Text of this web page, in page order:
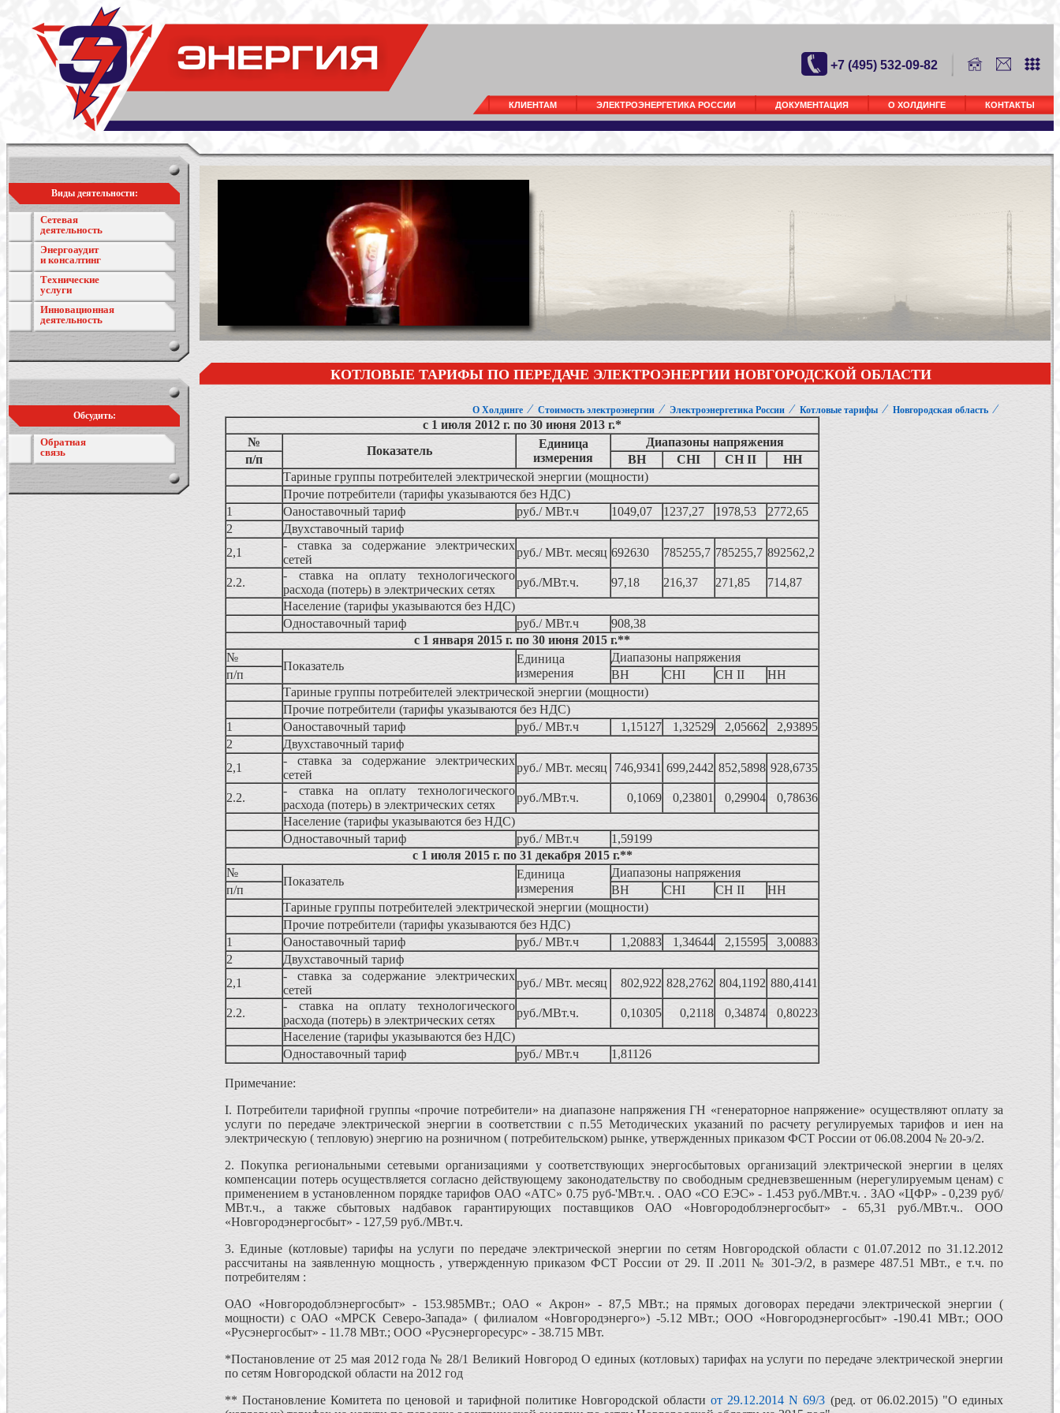
+7 (495) 532-09-82
КЛИЕНТАМ ЭЛЕКТРОЭНЕРГЕТИКА РОССИИ ДОКУМЕНТАЦИЯ О ХОЛДИНГЕ КОНТАКТЫ
Виды деятельности:
Сетевая
деятельность
Энергоаудит
и консалтинг
Технические
услуги
Инновационная
деятельность
Обсудить:
Обратная
связь
КОТЛОВЫЕ ТАРИФЫ ПО ПЕРЕДАЧЕ ЭЛЕКТРОЭНЕРГИИ НОВГОРОДСКОЙ ОБЛАСТИ
О Холдинге ⁄ Стоимость электроэнергии ⁄ Электроэнергетика России ⁄ Котловые тарифы ⁄ Новгородская область ⁄
с 1 июля 2012 г. по 30 июня 2013 г.*
№
Показатель
Единица
измерения
Диапазоны напряжения
п/п
ВН CHI СН II
НН
Тариные группы потребителей электрической энергии (мощности)
Прочие потребители (тарифы указываются без НДС)
1
Оаноставочный тариф руб./ МВт.ч 1049,07 1237,27 1978,53
2772,65
2
Двухставочный тариф
2,1
- ставка за содержание электрических
сетей
руб./ МВт. месяц 692630 785255,7 785255,7 892562,2
2.2.
- ставка на оплату технологического
расхода (потерь) в электрических сетях
руб./МВт.ч. 97,18 216,37 271,85
714,87
Население (тарифы указываются без НДС)
Одноставочный тариф
руб./ МВт.ч
908,38
с 1 января 2015 г. по 30 июня 2015 г.**
№
Показатель
Единица
измерения
Диапазоны напряжения
п/п
ВН CHI СН II
НН
Тариные группы потребителей электрической энергии (мощности)
Прочие потребители (тарифы указываются без НДС)
1
Оаноставочный тариф руб./ МВт.ч 1,15127 1,32529 2,05662
2,93895
2
Двухставочный тариф
2,1
- ставка за содержание электрических
сетей
руб./ МВт. месяц 746,9341 699,2442 852,5898 928,6735
2.2.
- ставка на оплату технологического
расхода (потерь) в электрических сетях
руб./МВт.ч. 0,1069 0,23801 0,29904
0,78636
Население (тарифы указываются без НДС)
Одноставочный тариф
руб./ МВт.ч
1,59199
с 1 июля 2015 г. по 31 декабря 2015 г.**
№
Показатель
Единица
измерения
Диапазоны напряжения
п/п
ВН CHI СН II
НН
Тариные группы потребителей электрической энергии (мощности)
Прочие потребители (тарифы указываются без НДС)
1
Оаноставочный тариф руб./ МВт.ч 1,20883 1,34644 2,15595
3,00883
2
Двухставочный тариф
2,1
- ставка за содержание электрических
сетей
руб./ МВт. месяц 802,922 828,2762 804,1192 880,4141
2.2.
- ставка на оплату технологического
расхода (потерь) в электрических сетях
руб./МВт.ч. 0,10305 0,2118 0,34874
0,80223
Население (тарифы указываются без НДС)
Одноставочный тариф
руб./ МВт.ч 1,81126
Примечание:
I. Потребители тарифной группы «прочие потребители» на диапазоне напряжения ГН «генераторное напряжение» осуществляют оплату за
услуги по передаче электрической энергии в соответствии с п.55 Методических указаний по расчету регулируемых тарифов и иен на
электрическую ( тепловую) энергию на розничном ( потребительском) рынке, утвержденных приказом ФСТ России от 06.08.2004 № 20-э/2.
2. Покупка региональными сетевыми организациями у соответствующих энергосбытовых организаций электрической энергии в целях
компенсации потерь осуществляется согласно действующему законодательству по свободным средневзвешенным (нерегулируемым ценам) с
применением в установленном порядке тарифов ОАО «АТС» 0.75 руб-'МВт.ч. . ОАО «СО ЕЭС» - 1.453 руб./МВт.ч. . ЗАО «ЦФР» - 0,239 руб/
МВт.ч., а также сбытовых надбавок гарантирующих поставщиков ОАО «Новгородоблэнергосбыт» - 65,31 руб./МВт.ч.. ООО
«Новгородэнергосбыт» - 127,59 руб./МВт.ч.
3. Единые (котловые) тарифы на услуги по передаче электрической энергии по сетям Новгородской области с 01.07.2012 по 31.12.2012
рассчитаны на заявленную мощность , утвержденную приказом ФСТ России от 29. II .2011 № 301-Э/2, в размере 487.51 МВт., е т.ч. по
потребителям :
ОАО «Новгородоблэнергосбыт» - 153.985МВт.; ОАО « Акрон» - 87,5 МВт.; на прямых договорах передачи электрической энергии (
мощности) с ОАО «МРСК Северо-Запада» ( филиалом «Новгородэнерго») -5.12 МВт.; ООО «Новгородэнергосбыт» -190.41 МВт.; ООО
«Русэнергосбыт» - 11.78 МВт.; ООО «Русэнергоресурс» - 38.715 МВт.
*Постановление от 25 мая 2012 года № 28/1 Великий Новгород О единых (котловых) тарифах на услуги по передаче электрической энергии
по сетям Новгородской области на 2012 год
** Постановление Комитета по ценовой и тарифной политике Новгородской областиот 29.12.2014 N 69/3 (ред. от 06.02.2015) "О единых